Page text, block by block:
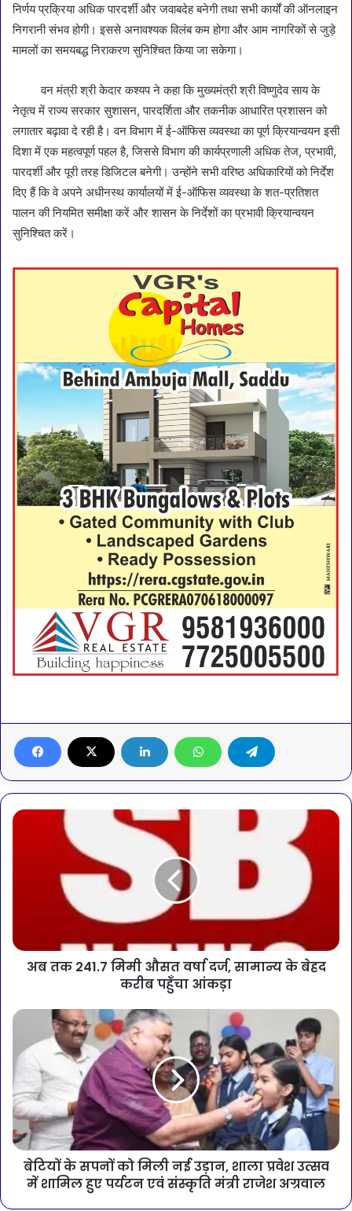
निर्णय प्रक्रिया अधिक पारदर्शी और जवाबदेह बनेगी तथा सभी कार्यों की ऑनलाइन
निगरानी संभव होगी। इससे अनावश्यक विलंब कम होगा और आम नागरिकों से जुड़े
मामलों का समयबद्ध निराकरण सुनिश्चित किया जा सकेगा।
वन मंत्री श्री केदार कश्यप ने कहा कि मुख्यमंत्री श्री विष्णुदेव साय के
नेतृत्व में राज्य सरकार सुशासन, पारदर्शिता और तकनीक आधारित प्रशासन को
लगातार बढ़ावा दे रही है। वन विभाग में ई-ऑफिस व्यवस्था का पूर्ण क्रियान्वयन इसी
दिशा में एक महत्वपूर्ण पहल है, जिससे विभाग की कार्यप्रणाली अधिक तेज, प्रभावी,
पारदर्शी और पूरी तरह डिजिटल बनेगी। उन्होंने सभी वरिष्ठ अधिकारियों को निर्देश
दिए हैं कि वे अपने अधीनस्थ कार्यालयों में ई-ऑफिस व्यवस्था के शत-प्रतिशत
पालन की नियमित समीक्षा करें और शासन के निर्देशों का प्रभावी क्रियान्वयन
सुनिश्चित करें।
अब तक 241.7 मिमी औसत वर्षा दर्ज, सामान्य के बेहद
करीब पहुँचा आंकड़ा
बेटियों के सपनों को मिली नई उड़ान, शाला प्रवेश उत्सव
में शामिल हुए पर्यटन एवं संस्कृति मंत्री राजेश अग्रवाल